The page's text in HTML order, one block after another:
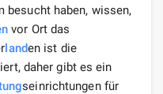
besucht haben, wissen,
vor Ort das
landen ist die
daher gibt es ein
seinrichtungen für